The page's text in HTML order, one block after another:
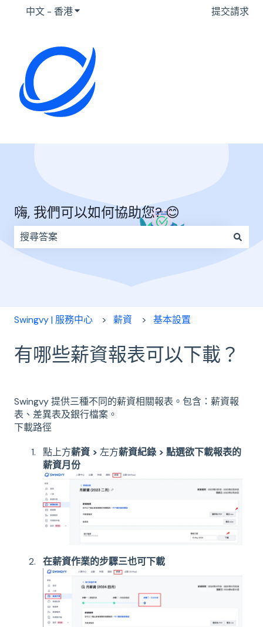
中文 - 香港顯示要翻譯的子選單 提交請求
嗨, 我們可以如何協助您? 😊
因為搜尋欄位空白，因此沒有建議。
Swingvy | 服務中心 薪資 基本設置
有哪些薪資報表可以下載？
Swingvy 提供三種不同的薪資相關報表。包含：薪資報
表、差異表及銀行檔案。
下載路徑
點上方薪資 > 左方薪資紀錄 > 點選欲下載報表的
薪資月份
在薪資作業的步驟三也可下載